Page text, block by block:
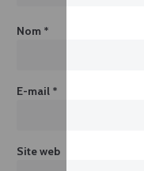
Nom *
E-mail *
Site web